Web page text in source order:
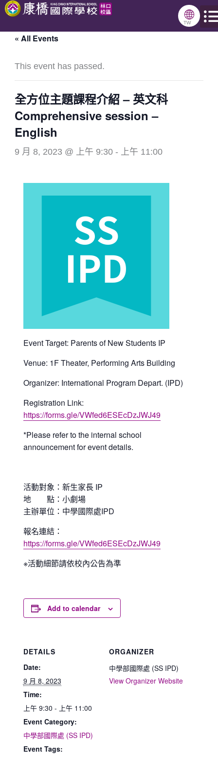
跳
🌐
TW
« All Events
This event has passed.
全方位主題課程介紹 – 英文科
Comprehensive session –
English
9 月 8, 2023 @ 上午 9:30- 上午 11:00
Event Target: Parents of New Students IP
Venue: 1F Theater, Performing Arts Building
Organizer: International Program Depart. (IPD)
Registration Link:
https://forms.gle/VWfed6ESEcDzJWJ49
*Please refer to the internal school
announcement for event details.
活動對象：新生家長 IP
地 點：小劇場
主辦單位：中學國際處IPD
報名連結：
https://forms.gle/VWfed6ESEcDzJWJ49
※活動細節請依校內公告為準
Add to calendar
DETAILS
Date:
9 月 8, 2023
Time:
上午 9:30 - 上午 11:00
Event Category:
中學部國際處 (SS IPD)
Event Tags:
ORGANIZER
中學部國際處 (SS IPD)
View Organizer Website